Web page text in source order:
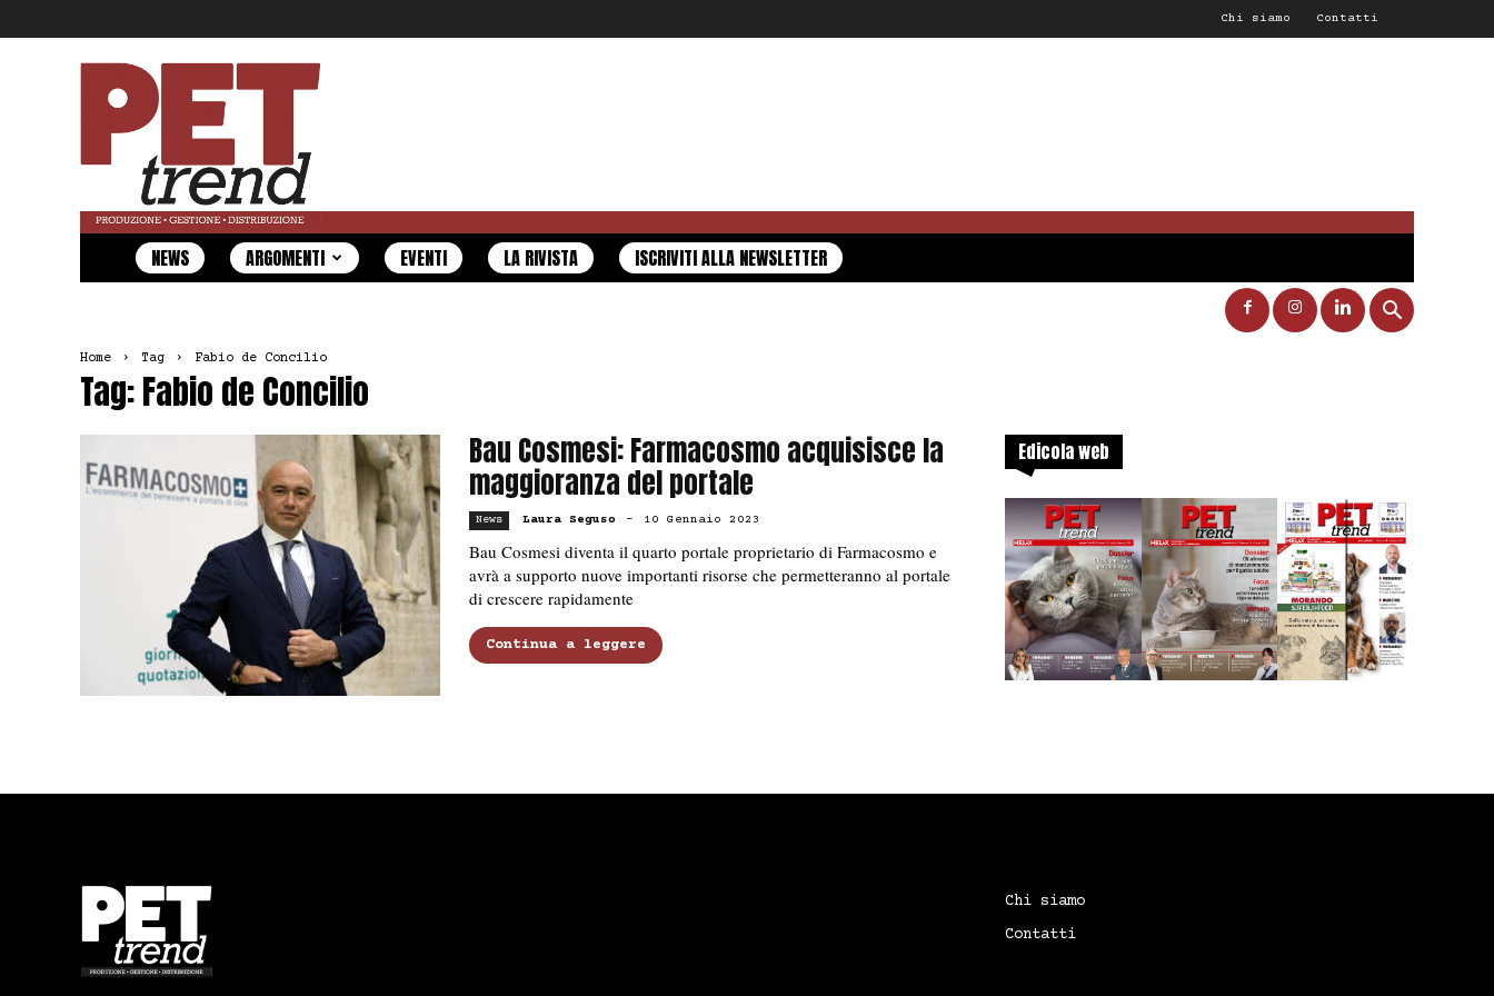
Chi siamo Contatti
Pet
Trend
NEWS ARGOMENTI EVENTI LA RIVISTA ISCRIVITI ALLA NEWSLETTER
Home Tag Fabio de Concilio
Tag: Fabio de Concilio
Bau Cosmesi: Farmacosmo acquisisce la
maggioranza del portale
News Laura Seguso - 10 Gennaio 2023
Bau Cosmesi diventa il quarto portale proprietario di Farmacosmo e
avrà a supporto nuove importanti risorse che permetteranno al portale
di crescere rapidamente
Continua a leggere
Edicola web
Chi siamo
Contatti